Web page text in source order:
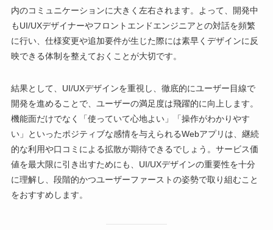
内のコミュニケーションに大きく左右されます。よって、開発中
もUI/UXデザイナーやフロントエンドエンジニアとの対話を頻繁
に行い、仕様変更や追加要件が生じた際には素早くデザインに反
映できる体制を整えておくことが大切です。
結果として、UI/UXデザインを重視し、徹底的にユーザー目線で
開発を進めることで、ユーザーの満足度は飛躍的に向上します。
機能面だけでなく「使っていて心地よい」「操作がわかりやす
い」といったポジティブな感情を与えられるWebアプリは、継続
的な利用や口コミによる拡散が期待できるでしょう。サービス価
値を最大限に引き出すためにも、UI/UXデザインの重要性を十分
に理解し、段階的かつユーザーファーストの姿勢で取り組むこと
をおすすめします。